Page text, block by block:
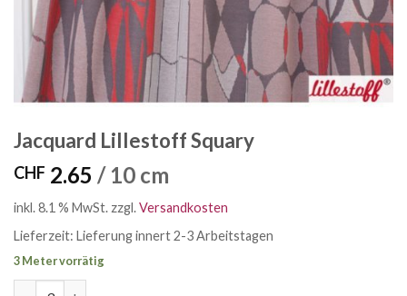
Jacquard Lillestoff Squary
CHF 2.65 / 10 cm
inkl. 8.1 % MwSt. zzgl.Versandkosten
Lieferzeit: Lieferung innert 2-3 Arbeitstagen
3 Meter vorrätig